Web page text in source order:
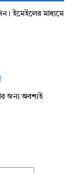
ইমেইলের মাধ্যমে
জন্য অবশ্যই